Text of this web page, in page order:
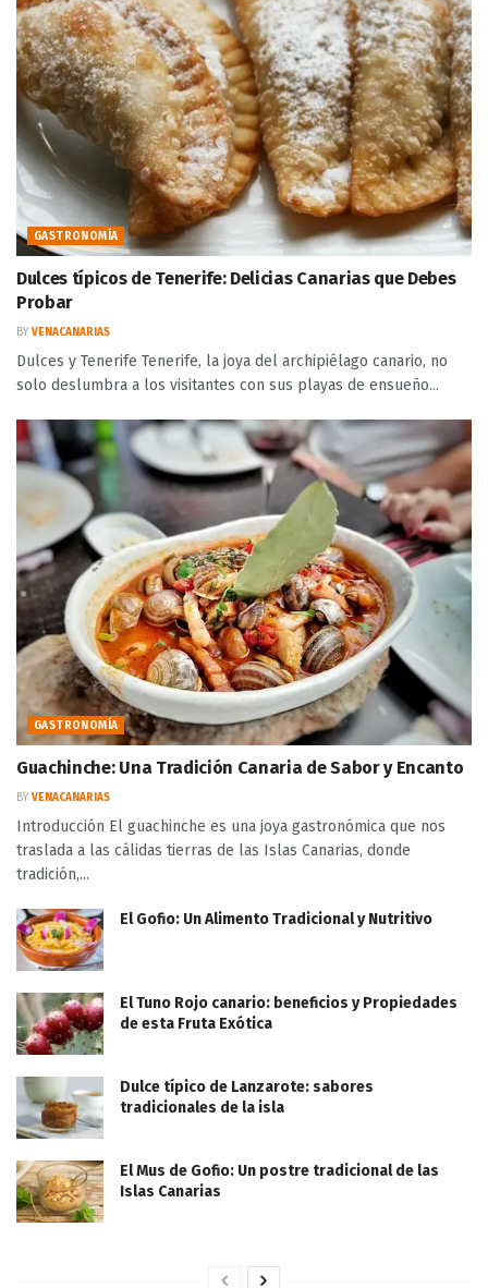
GASTRONOMÍA
Dulces típicos de Tenerife: Delicias Canarias que Debes
Probar
BY VENACANARIAS
Dulces y Tenerife Tenerife, la joya del archipiélago canario, no
solo deslumbra a los visitantes con sus playas de ensueño...
GASTRONOMÍA
Guachinche: Una Tradición Canaria de Sabor y Encanto
BY VENACANARIAS
Introducción El guachinche es una joya gastronómica que nos
traslada a las cálidas tierras de las Islas Canarias, donde
tradición,...
El Gofio: Un Alimento Tradicional y Nutritivo
El Tuno Rojo canario: beneficios y Propiedades
de esta Fruta Exótica
Dulce típico de Lanzarote: sabores
tradicionales de la isla
El Mus de Gofio: Un postre tradicional de las
Islas Canarias